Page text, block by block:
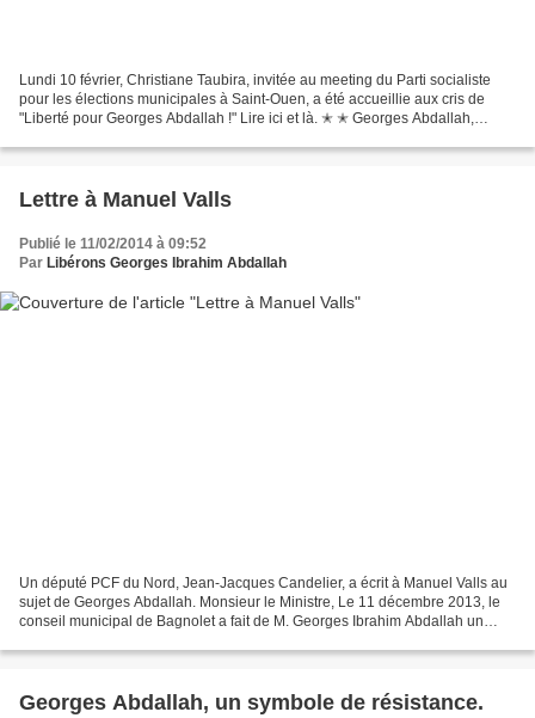
Lundi 10 février, Christiane Taubira, invitée au meeting du Parti socialiste
pour les élections municipales à Saint-Ouen, a été accueillie aux cris de
"Liberté pour Georges Abdallah !" Lire ici et là. ✭ ✭ Georges Abdallah,
Lettre à Manuel Valls
Publié le 11/02/2014 à 09:52
Par Libérons Georges Ibrahim Abdallah
Un député PCF du Nord, Jean-Jacques Candelier, a écrit à Manuel Valls au
sujet de Georges Abdallah. Monsieur le Ministre, Le 11 décembre 2013, le
conseil municipal de Bagnolet a fait de M. Georges Ibrahim Abdallah un
Georges Abdallah, un symbole de résistance.